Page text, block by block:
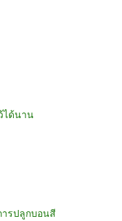
ได้นาน
รปลูกบอนสี